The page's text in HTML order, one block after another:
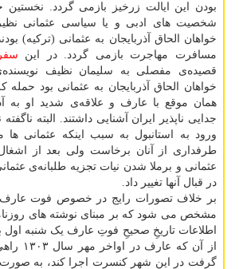
بودن این ایالت زرخیز بازمی گردد.
شخصیت های ادبی و یا سیاسی عثمانی
خواهان الحاق آذربایجان به عثمانی (ترکیه)
مسافرت مهاجرت بازمی گردد. در این سفر
قصیده‌ی مفصلی به سلیمان نظیف
خواهان الحاق آذربایجان به عثمانی بود حمله
همان موقع با عارف و علاقه‌ی شدید او به
جدایی ناپذیر ایران آشنایی داشتند. البته
ورود به استانبول به سبب اینکه عثمانی ها
طرفداری از آنان برخاست ولی بعد از
عثمانی و برملا شدن نیات تجزیه طلبانه‌ی
در قبال آنها تغییر داد.
مشخص می شود که بر مبنای نوشته های
از آن
گرفت در این شهر کنسرت اجرا کند، به